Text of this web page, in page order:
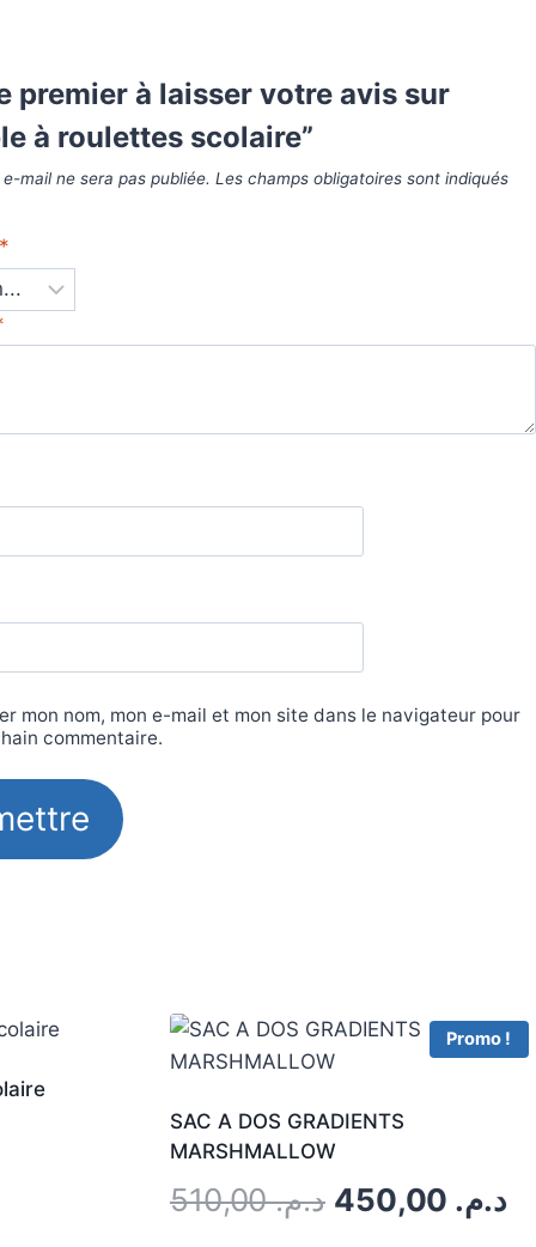
premier à laisser votre avis sur
à roulettes scolaire”
mail ne sera pas publiée. Les champs obligatoires sont indiqués
*
mon nom, mon e-mail et mon site dans le navigateur pour
commentaire.
Promo !
SAC A DOS GRADIENTS
MARSHMALLOW
د.م.510,00
Le
د.م.